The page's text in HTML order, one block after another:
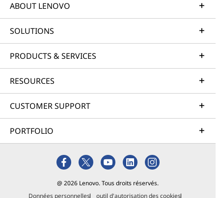
ABOUT LENOVO
SOLUTIONS
PRODUCTS & SERVICES
RESOURCES
CUSTOMER SUPPORT
PORTFOLIO
@ 2026 Lenovo. Tous droits réservés.
Données personnelles
outil d'autorisation des cookies